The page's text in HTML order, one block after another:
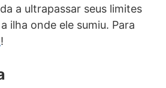
a ultrapassar seus limites
ilha onde ele sumiu. Para
!